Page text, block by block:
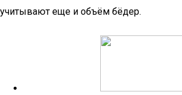
учитывают еще и объём бёдер.